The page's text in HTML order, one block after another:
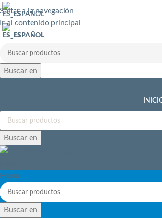
Saltar a la navegación
Ir al contenido principal
ESPAÑOL
ESPAÑOL
Buscar en
Buscar en
Menú
Buscar en